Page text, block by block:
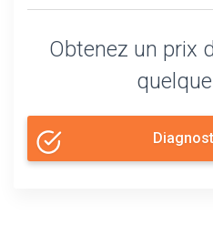
Obtenez un prix